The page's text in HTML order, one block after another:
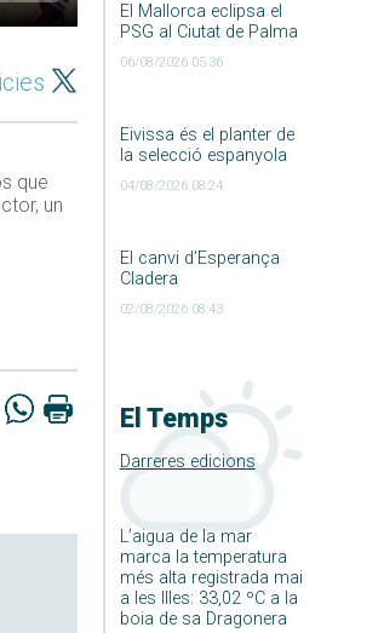
El Mallorca eclipsa el
PSG al Ciutat de Palma
06/08/2026 05:36
Eivissa és el planter de
la selecció espanyola
04/08/2026 08:24
El canvi d’Esperança
Cladera
02/08/2026 08:43
El Temps
Darreres edicions
L’aigua de la mar
marca la temperatura
més alta registrada mai
a les Illes: 33,02 ºC a la
boia de sa Dragonera
que
un